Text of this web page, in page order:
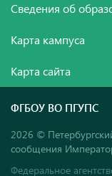
Сведения об
Карта кампуса
Карта сайта
ФГБОУ ВО ПГУПС
2026 ©
сообщения
Федеральное